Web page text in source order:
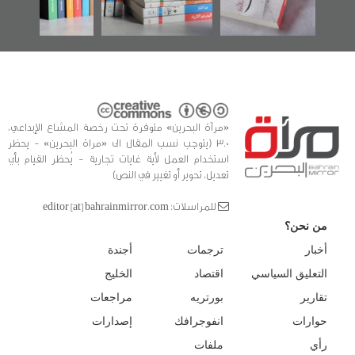
للدراسات والتوثيق
«مرآة البحرين» متوفرة تحت رخصة المشاع الإبداعي،
3.0 (يتوجب نسب المقال الى «مراة البحرين» - يحظر
استخدام العمل لأية غايات تجارية - يُحظر القيام بأي
تعديل، تحوير أو تغيير في النص)
للمراسلات: editor [at] bahrainmirror.com
من نحن؟
أخبار
التعليق السياسي
تقارير
حوارات
رأي
ترجمات
اقتصاد
بورتريه
انفوجرافك
ملفات
أجندة
الخليج
مراجعات
إصدارات